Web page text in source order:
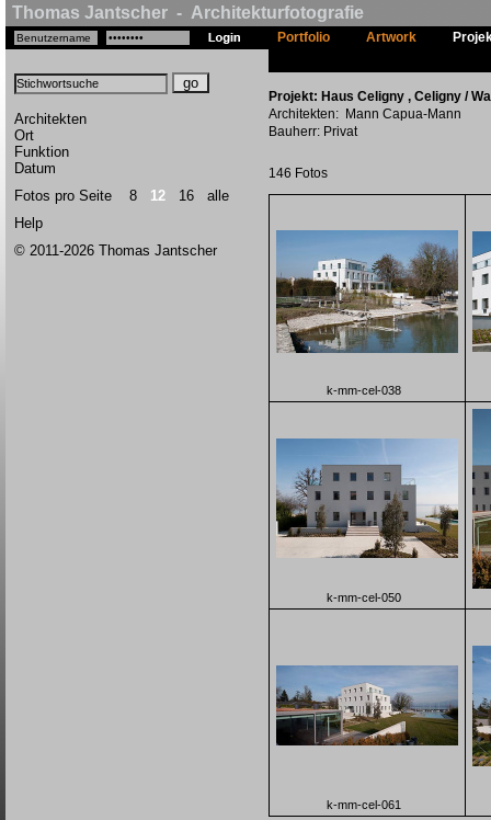
Thomas Jantscher - Architekturfotografie
Architekten
Ort
Funktion
Datum
Fotos pro Seite 8 12 16
alle
Help
© 2011-2026 Thomas Jantscher
Portfolio Artwork
Projekt: Haus Celigny , Celigny /
Architekten: Mann Capua-Mann
Bauherr: Privat
146 Fotos
k-mm-cel-038
k-mm-cel-050
k-mm-cel-061